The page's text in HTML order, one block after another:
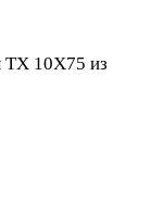
TX 10X75 из